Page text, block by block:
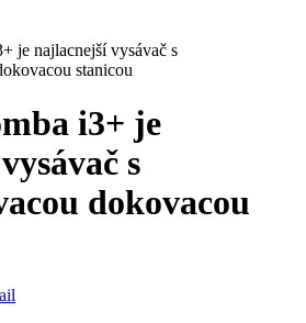
je najlacnejší vysávač s
stanicou
i3+ je
s
dokovacou